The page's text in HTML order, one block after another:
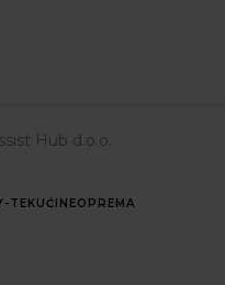
Hub d.o.o.
TEKUĆINEOPREMA